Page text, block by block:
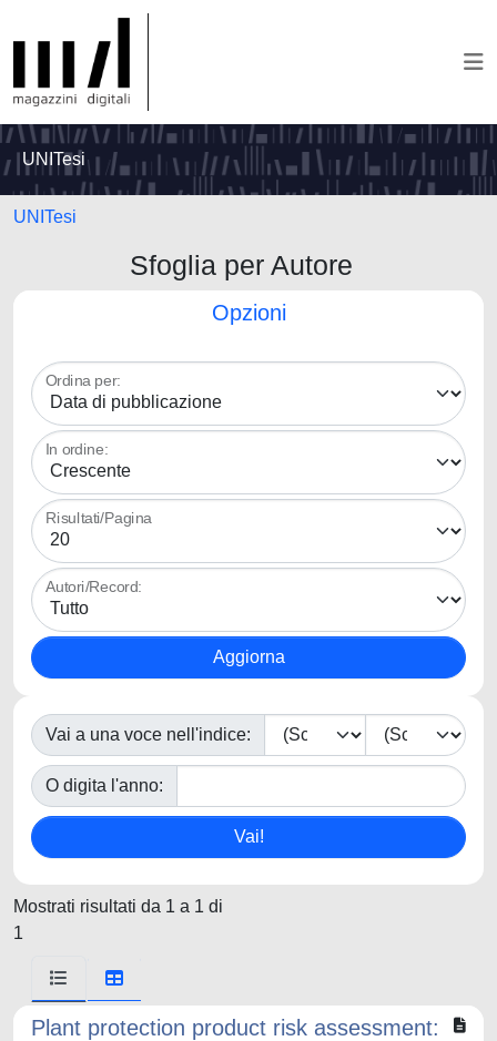
UNITesi
UNITesi
Sfoglia per Autore
Opzioni
Ordina per:
In ordine:
Risultati/Pagina
Autori/Record:
Vai a una voce nell'indice:
O digita l'anno:
Mostrati risultati da 1 a 1 di
1
Plant protection product risk assessment: